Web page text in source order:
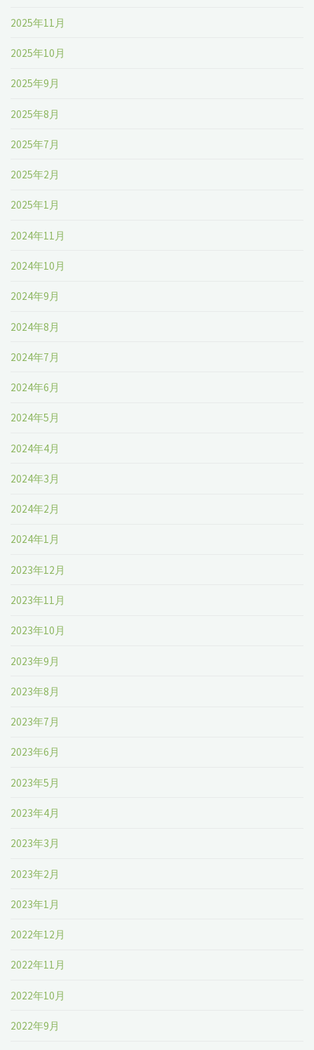
2025年11月
2025年10月
2025年9月
2025年8月
2025年7月
2025年2月
2025年1月
2024年11月
2024年10月
2024年9月
2024年8月
2024年7月
2024年6月
2024年5月
2024年4月
2024年3月
2024年2月
2024年1月
2023年12月
2023年11月
2023年10月
2023年9月
2023年8月
2023年7月
2023年6月
2023年5月
2023年4月
2023年3月
2023年2月
2023年1月
2022年12月
2022年11月
2022年10月
2022年9月